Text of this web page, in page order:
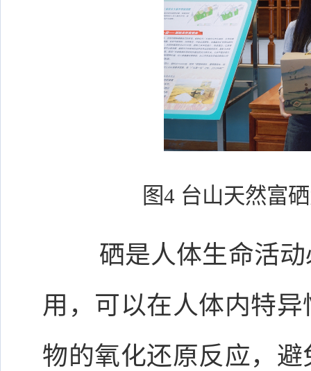
图4 台山天然富
硒是人体生命活
用，可以在人体内特
物的氧化还原反应，